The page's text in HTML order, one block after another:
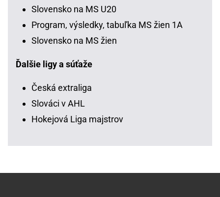
Slovensko na MS U20
Program, výsledky, tabuľka MS žien 1A
Slovensko na MS žien
Ďalšie ligy a súťaže
Česká extraliga
Slováci v AHL
Hokejová Liga majstrov